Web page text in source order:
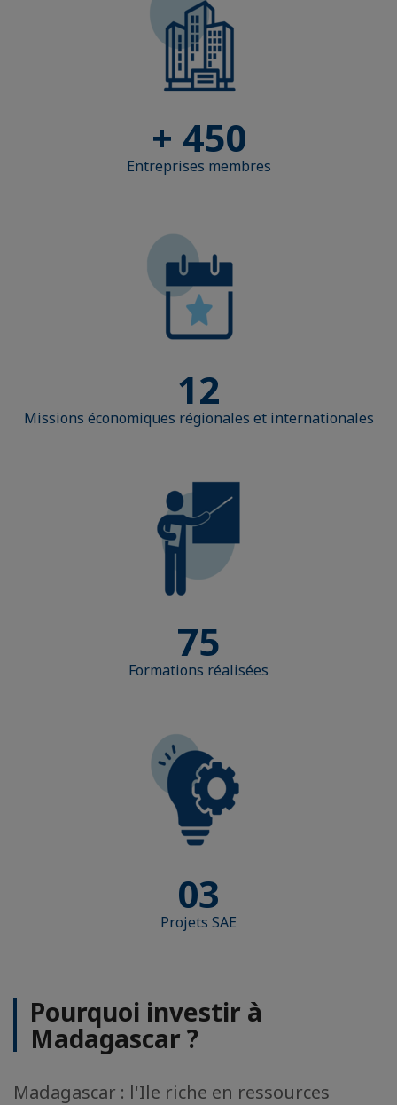
+ 450
Entreprises membres
12
Missions économiques régionales et internationales
75
Formations réalisées
03
Projets SAE
Pourquoi investir à
Madagascar ?
Madagascar : l'Ile riche en ressources